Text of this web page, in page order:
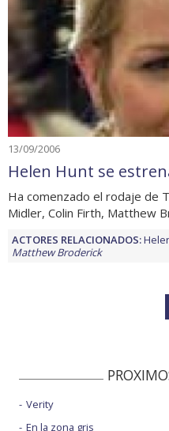
13/09/2006
Helen Hunt se
Ha comenzado el rodaje de
Midler, Colin Firth, Matthew
ACTORES RELACIONADOS:
Matthew Broderick
Verity
En la zona gris